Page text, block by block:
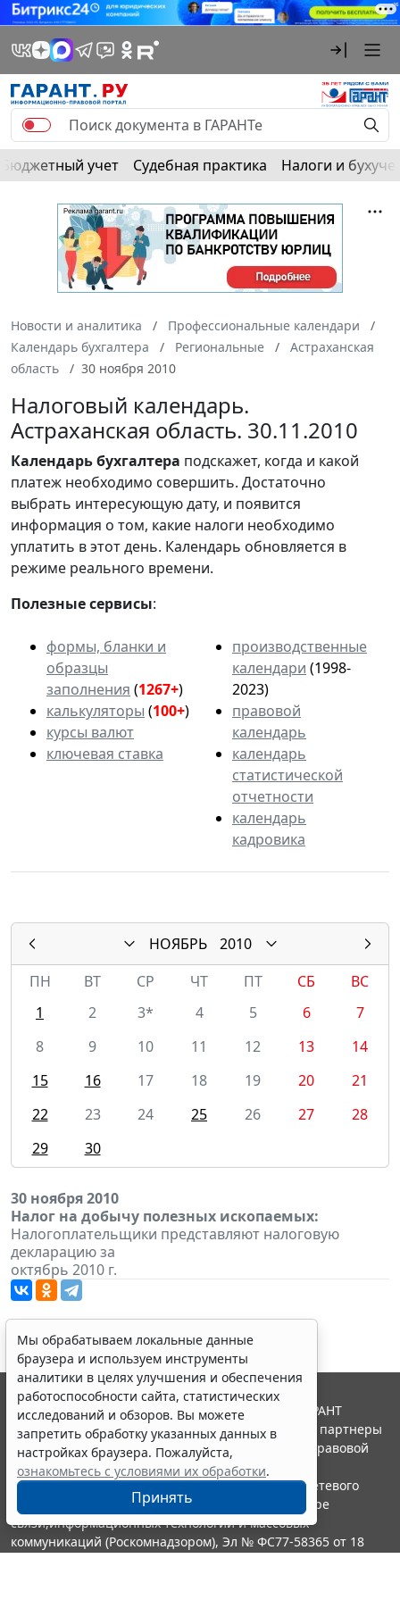
Бюджетный учет Судебная практика Налоги и
Новости и аналитика
Профессиональные календари
Календарь бухгалтера
Региональные
Астраханская
область
30 ноября 2010
Налоговый календарь.
Астраханская область. 30.11.2010
Календарьбухгалтера подскажет, когда и какой
платеж необходимо совершить. Достаточно
выбрать интересующую дату, и появится
информация о том, какие налоги необходимо
уплатить в этот день. Календарь обновляется в
режиме реального времени.
Полезные сервисы:
формы, бланки и
образцы
заполнения (1267+)
калькуляторы (100+)
курсы валют
ключевая ставка
производственные
календари (1998-
2023)
правовой
календарь
календарь
статистической
отчетности
календарь
кадровика
НОЯБРЬ
2010
ПН
ВТ СР ЧТ ПТ СБ
ВС
1
2 3* 4 5 6
7
8
9 10 11 12 13
14
15
16 17 18 19 20
21
22
23 24 25 26 27
28
29
30
30 ноября 2010
Налог на добычу полезных ископаемых:
Налогоплательщики представляют налоговую
декларацию за
октябрь 2010 г.
Мы обрабатываем локальные данные
браузера и используем инструменты
аналитики в целях улучшения и обеспечения
работоспособности сайта, статистических
исследований и обзоров. Вы можете
запретить обработку указанных данных в
настройках браузера. Пожалуйста,
ознакомьтесь с условиями их обработки.
Принять
© ООО "НПП "ГАРАНТ-СЕРВИС", 2026. Система ГАРАНТ
выпускается с 1990 года. Компания "Гарант" и ее партнеры
являются участниками Российской ассоциации правовой
информации ГАРАНТ.
Портал ГАРАНТ.РУ зарегистрирован в качестве сетевого
издания Федеральной службой по надзору в сфере
связи,информационных технологий и массовых
коммуникаций (Роскомнадзором), Эл № ФС77-58365 от 18